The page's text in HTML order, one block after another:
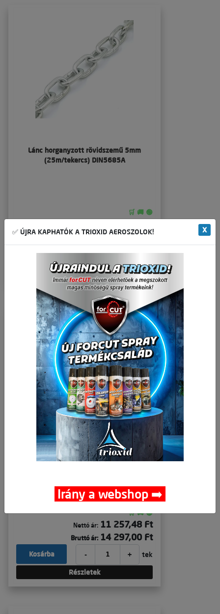
Lánc horganyzott rövidszemű 5mm
(25m/tekercs) DIN5685A
🛒 🚚 🟢
11 991,00 Ft
- +
Kosárba
Részletek
Lánc horganyzott rövidszemű 5mm
(30m/tekercs) DIN5685A
🛒 🚚 🟢
Nettó ár: 11 257,48 Ft
Bruttó ár: 14 297,00 Ft
- + tek
Kosárba
Részletek
✅ ÚJRA KAPHATÓK A TRIOXID AEROSZOLOK! X
Irány a webshop ➡️